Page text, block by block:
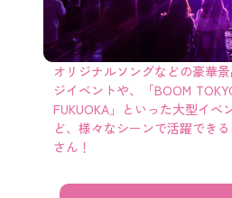
オリジナルソングなどの豪華
ジイベントや、「BOOM
FUKUOKA」といった大型イベ
ど、様々なシーンで活躍でき
さん！